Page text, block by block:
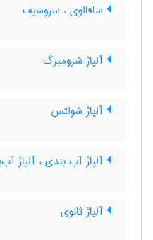
سافالوی ، سروسیف
آلیاژ شرومبرگ
آلیاژ شولتس
آلیاژ آب بندی ، آلیاژ
آلیاژ ثانوی